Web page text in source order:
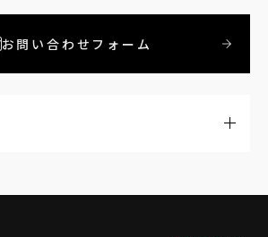
お問い合わせフォーム